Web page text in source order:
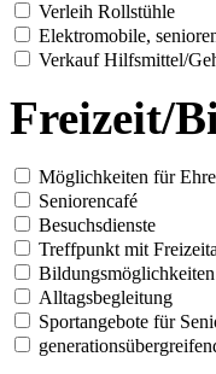
Verleih Rollstühle
Elektromobile,
Verkauf Hilfsmittel/
Freizeit/
Möglichkeiten für
Seniorencafé
Besuchsdienste
Treffpunkt mit
Alltagsbegleitung
Sportangebote für